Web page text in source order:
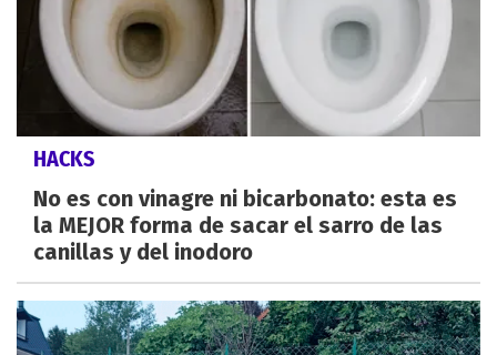
HACKS
No es con vinagre ni bicarbonato: esta es
la MEJOR forma de sacar el sarro de las
canillas y del inodoro